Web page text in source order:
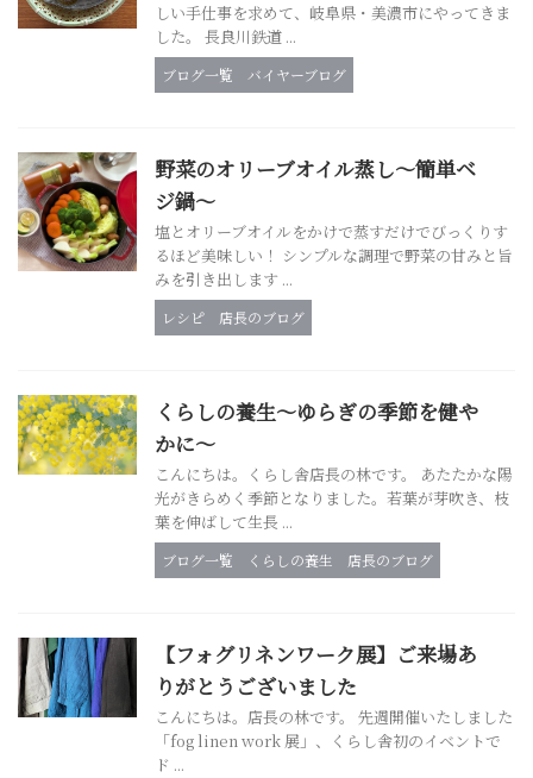
しい手仕事を求めて、岐阜県・美濃市にやってきま
した。 長良川鉄道 ...
ブログ一覧 バイヤーブログ
野菜のオリーブオイル蒸し～簡単ベ
ジ鍋～
塩とオリーブオイルをかけで蒸すだけでびっくりす
るほど美味しい！ シンプルな調理で野菜の甘みと旨
みを引き出します ...
レシピ 店長のブログ
くらしの養生～ゆらぎの季節を健や
かに～
こんにちは。くらし舎店長の林です。 あたたかな陽
光がきらめく季節となりました。若葉が芽吹き、枝
葉を伸ばして生長 ...
ブログ一覧 くらしの養生 店長のブログ
【フォグリネンワーク展】ご来場あ
りがとうございました
こんにちは。店長の林です。 先週開催いたしました
「fog linen work 展」、くらし舎初のイベントで
ド ...